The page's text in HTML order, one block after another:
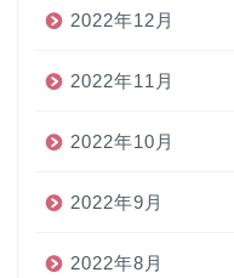
2022年12月
2022年11月
2022年10月
2022年9月
2022年8月